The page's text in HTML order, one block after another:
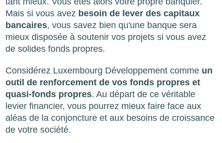
Mais si vous avez besoin de lever des capitaux
bancaires, vous savez bien qu'une banque sera
mieux disposée à soutenir vos projets si vous avez
de solides fonds propres.
Considérez Luxembourg Développement comme un
outil de renforcement de vos fonds propres et
quasi-fonds propres. Au départ de ce véritable
levier financier, vous pourrez mieux faire face aux
aléas de la conjoncture et aux besoins de croissance
de votre société.